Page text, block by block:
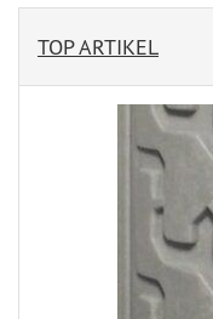
TOP ARTIKEL